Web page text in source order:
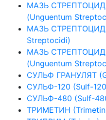
МАЗЬ
(Unguentum
МАЗЬ
Streptocidi)
МАЗЬ
(Unguentum
СУЛЬФ ГРАНУЛЯТ
СУЛЬФ-120 (Sulf-
СУЛЬФ-480 (Sulf-
ТРИМЕТИН